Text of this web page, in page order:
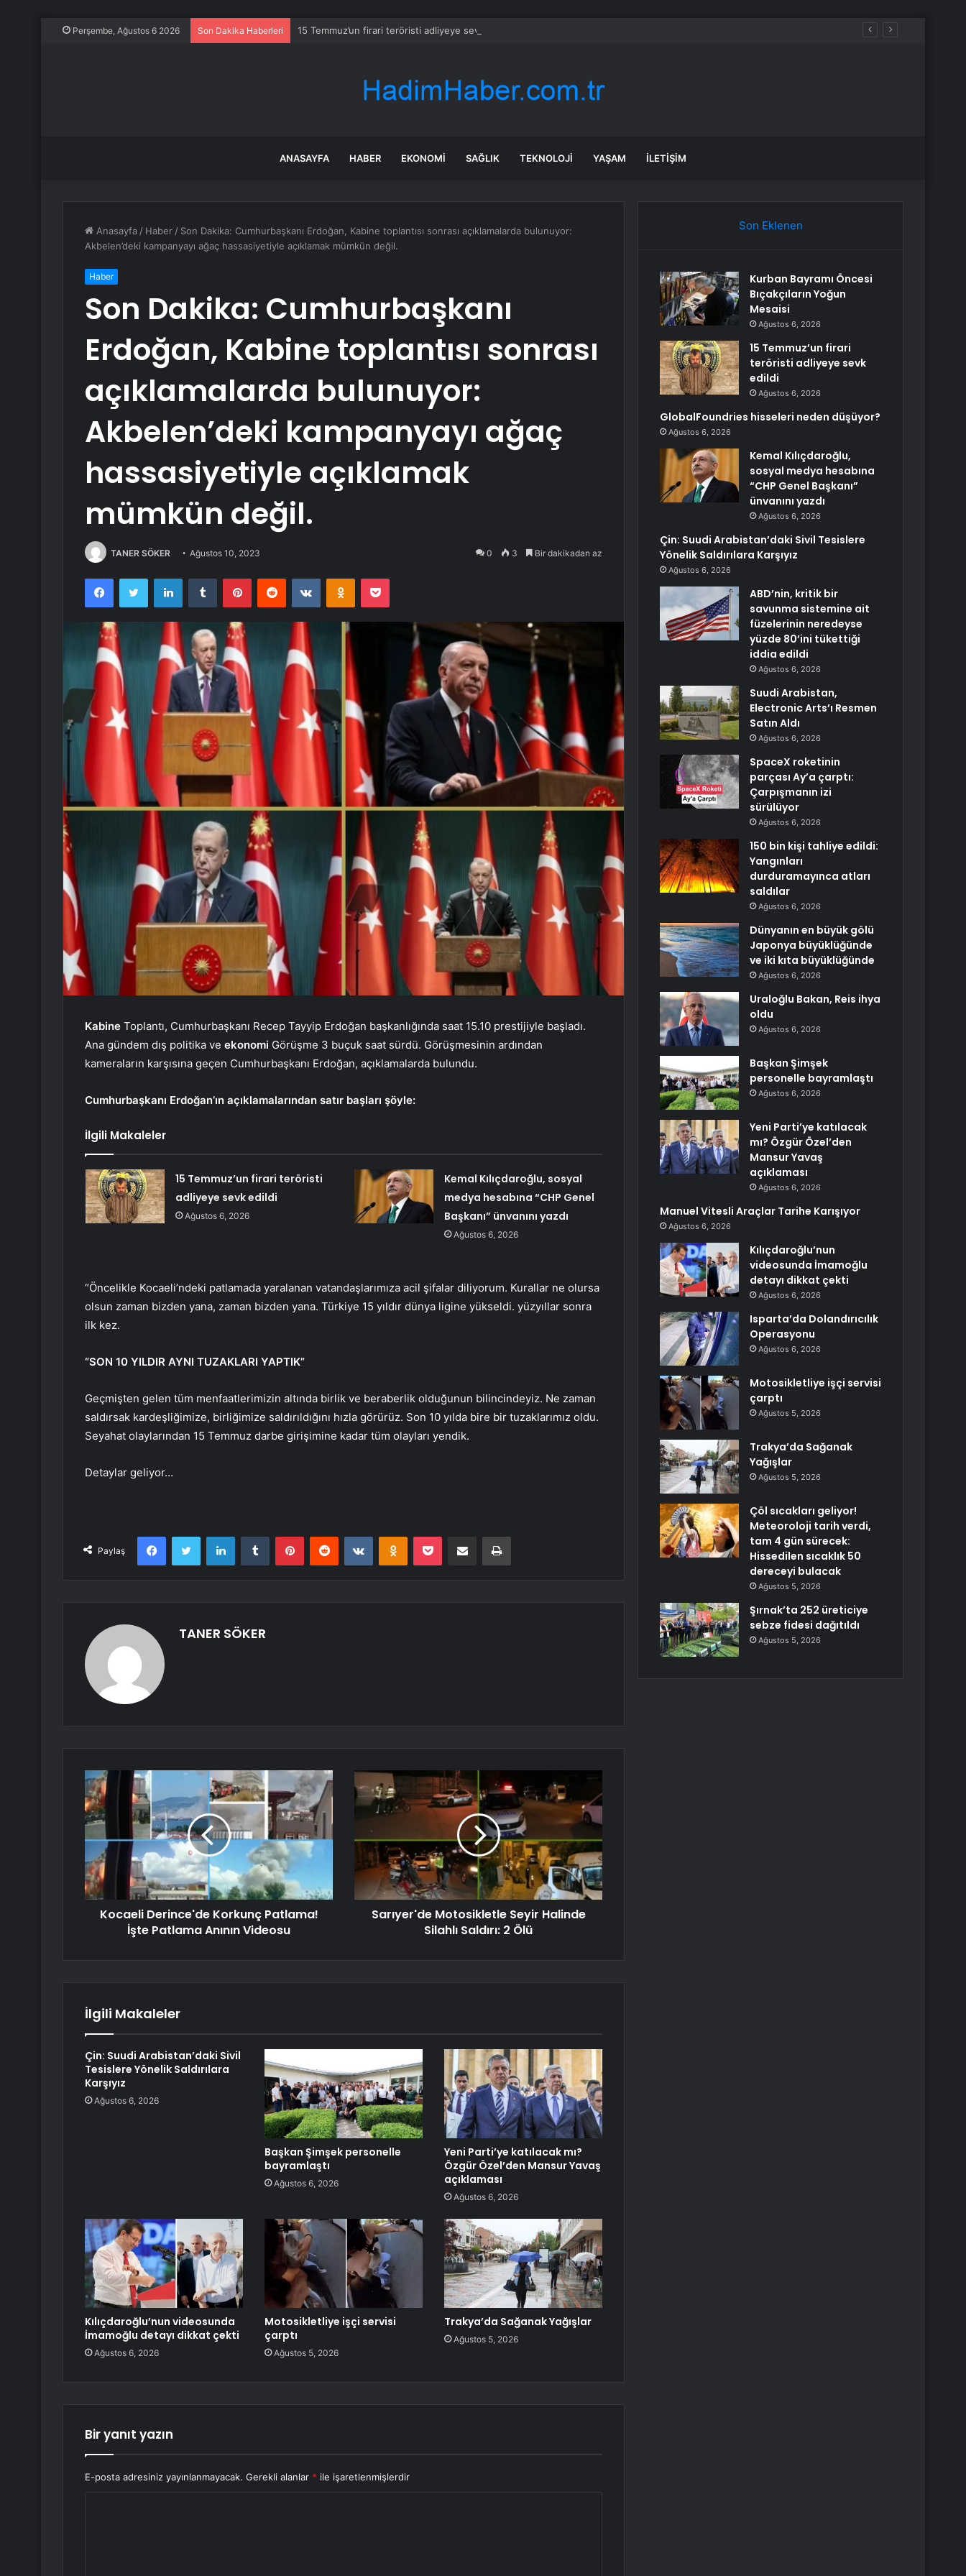
Perşembe, Ağustos 6 2026 Son Dakika Haberleri 15 Temmuz’un firari teröristi adliyeye sevk edildi
ANASAYFA HABER EKONOMI SAĞLIK TEKNOLOJI YAŞAM İLETIŞIM
Anasayfa / Haber / Son Dakika: Cumhurbaşkanı Erdoğan, Kabine toplantısı sonrası açıklamalarda bulunuyor:
Akbelen’deki kampanyayı ağaç hassasiyetiyle açıklamak mümkün değil.
Haber
Son Dakika: Cumhurbaşkanı
Erdoğan, Kabine toplantısı sonrası
açıklamalarda bulunuyor:
Akbelen’deki kampanyayı ağaç
hassasiyetiyle açıklamak
mümkün değil.
TANER SÖKER Ağustos 10, 2023 0 3 Bir dakikadan az
FacebookTwitter LinkedInTumblr PinterestReddit VKontakteOdnoklassniki
Pocket
Kabine Toplantı, Cumhurbaşkanı Recep Tayyip Erdoğan başkanlığında saat 15.10 prestijiyle başladı.
Ana gündem dış politika ve ekonomi Görüşme 3 buçuk saat sürdü. Görüşmesinin ardından
kameraların karşısına geçen Cumhurbaşkanı Erdoğan, açıklamalarda bulundu.
Cumhurbaşkanı Erdoğan’ın açıklamalarından satır başları şöyle:
İlgili Makaleler
15 Temmuz’un firari teröristi
adliyeye sevk edildi
Ağustos 6, 2026
Kemal Kılıçdaroğlu, sosyal
medya hesabına “CHP Genel
Başkanı” ünvanını yazdı
Ağustos 6, 2026
“Öncelikle Kocaeli’ndeki patlamada yaralanan vatandaşlarımıza acil şifalar diliyorum. Kurallar ne olursa
olsun zaman bizden yana, zaman bizden yana. Türkiye 15 yıldır dünya ligine yükseldi. yüzyıllar sonra
ilk kez.
“SON 10 YILDIR AYNI TUZAKLARI YAPTIK”
Geçmişten gelen tüm menfaatlerimizin altında birlik ve beraberlik olduğunun bilincindeyiz. Ne zaman
saldırsak kardeşliğimize, birliğimize saldırıldığını hızla görürüz. Son 10 yılda bire bir tuzaklarımız oldu.
Seyahat olaylarından 15 Temmuz darbe girişimine kadar tüm olayları yendik.
Detaylar geliyor…
Paylaş
FacebookTwitter LinkedInTumblr PinterestReddit VKontakteOdnoklassniki
Pocket E-Posta ile paylaş Yazdır
TANER SÖKER
Kocaeli Derince'de Korkunç Patlama!
İşte Patlama Anının Videosu
Sarıyer'de Motosikletle Seyir Halinde
Silahlı Saldırı: 2 Ölü
İlgili Makaleler
Çin: Suudi Arabistan’daki Sivil
Tesislere Yönelik Saldırılara
Karşıyız
Ağustos 6, 2026
Başkan Şimşek personelle
bayramlaştı
Ağustos 6, 2026
Yeni Parti’ye katılacak mı?
Özgür Özel’den Mansur Yavaş
açıklaması
Ağustos 6, 2026
Kılıçdaroğlu’nun videosunda
İmamoğlu detayı dikkat çekti
Ağustos 6, 2026
Motosikletliye işçi servisi
çarptı
Ağustos 5, 2026
Trakya’da Sağanak Yağışlar
Ağustos 5, 2026
Bir yanıt yazın
E-posta adresiniz yayınlanmayacak. Gerekli alanlar * ile işaretlenmişlerdir
Son Eklenen
Kurban Bayramı Öncesi
Bıçakçıların Yoğun
Mesaisi
Ağustos 6, 2026
15 Temmuz’un firari
teröristi adliyeye sevk
edildi
Ağustos 6, 2026
GlobalFoundries hisseleri neden düşüyor?
Ağustos 6, 2026
Kemal Kılıçdaroğlu,
sosyal medya hesabına
“CHP Genel Başkanı”
ünvanını yazdı
Ağustos 6, 2026
Çin: Suudi Arabistan’daki Sivil Tesislere
Yönelik Saldırılara Karşıyız
Ağustos 6, 2026
ABD’nin, kritik bir
savunma sistemine ait
füzelerinin neredeyse
yüzde 80’ini tükettiği
iddia edildi
Ağustos 6, 2026
Suudi Arabistan,
Electronic Arts’ı Resmen
Satın Aldı
Ağustos 6, 2026
SpaceX roketinin
parçası Ay’a çarptı:
Çarpışmanın izi
sürülüyor
Ağustos 6, 2026
150 bin kişi tahliye edildi:
Yangınları
durduramayınca atları
saldılar
Ağustos 6, 2026
Dünyanın en büyük gölü
Japonya büyüklüğünde
ve iki kıta büyüklüğünde
Ağustos 6, 2026
Uraloğlu Bakan, Reis ihya
oldu
Ağustos 6, 2026
Başkan Şimşek
personelle bayramlaştı
Ağustos 6, 2026
Yeni Parti’ye katılacak
mı? Özgür Özel’den
Mansur Yavaş
açıklaması
Ağustos 6, 2026
Manuel Vitesli Araçlar Tarihe Karışıyor
Ağustos 6, 2026
Kılıçdaroğlu’nun
videosunda İmamoğlu
detayı dikkat çekti
Ağustos 6, 2026
Isparta’da Dolandırıcılık
Operasyonu
Ağustos 6, 2026
Motosikletliye işçi servisi
çarptı
Ağustos 5, 2026
Trakya’da Sağanak
Yağışlar
Ağustos 5, 2026
Çöl sıcakları geliyor!
Meteoroloji tarih verdi,
tam 4 gün sürecek:
Hissedilen sıcaklık 50
dereceyi bulacak
Ağustos 5, 2026
Şırnak’ta 252 üreticiye
sebze fidesi dağıtıldı
Ağustos 5, 2026